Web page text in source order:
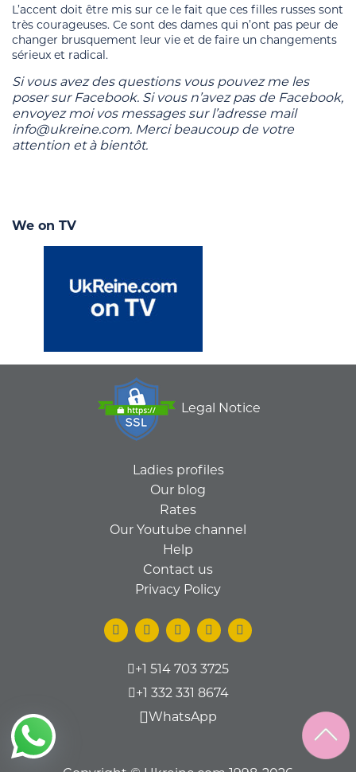
L’accent doit être mis sur ce le fait que ces filles russes sont
très courageuses. Ce sont des dames qui n’ont pas peur de
changer brusquement leur vie et de faire un changements
sérieux et radical.
Si vous avez des questions vous pouvez me les
poser sur Facebook. Si vous n’avez pas de Facebook,
envoyez moi vos messages sur l’adresse mail
info@ukreine.com. Merci beaucoup de votre
attention et à bientôt.
We on TV
Legal Notice
Ladies profiles
Our blog
Rates
Our Youtube channel
Help
Contact us
Privacy Policy
+1 514 703 3725
+1 332 331 8674
WhatsApp